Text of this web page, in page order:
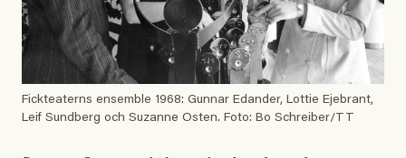
Fickteaterns ensemble 1968: Gunnar Edander, Lottie Ejebrant,
Leif Sundberg och Suzanne Osten. Foto: Bo Schreiber/TT